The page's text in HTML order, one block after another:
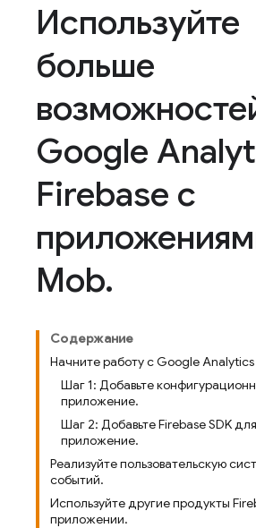
Используйте
больше
Google
Firebase с
Mob.
Содержание
Начните работу с Google Analytics
Шаг 1: Добавьте
приложение.
Шаг 2: Добавьте Firebase SDK
приложение.
Реализуйте пользовательскую
событий.
Используйте другие продукты
приложении.